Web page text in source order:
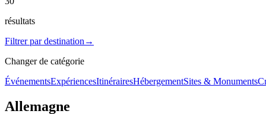
résultats
Filtrer par destination →
Changer de catégorie
ÉvénementsExpériencesItinérairesHébergementSites & Monuments
Allemagne